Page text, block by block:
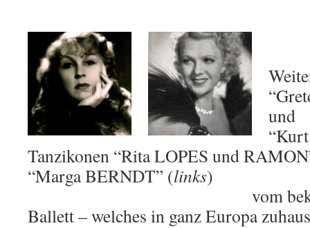
und
Tanzikonen “Rita LOPES und
“Marga BERNDT” (links
vom
Ballett – welches in ganz Europa